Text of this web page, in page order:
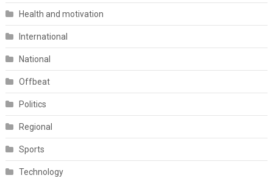
Health and motivation
International
National
Offbeat
Politics
Regional
Sports
Technology